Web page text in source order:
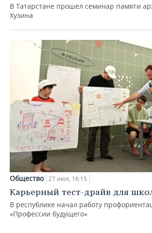
В Татарстане прошел семинар памяти
Хузина
Общество 27 июл, 16:15
Карьерный тест-драйв для
В республике начал работу
«Профессии будущего»